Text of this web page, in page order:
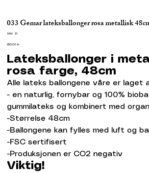
033 Gemar lateksballonger rosa metallisk
SKU:
SKU
31
Pris
250,00 kr
Lateksballonger i
rosa farge, 48cm
Alle lateks ballongene våre er laget
- en naturlig, fornybar og 100%
gummilateks og kombinert med
-Størrelse 48cm
-Ballongene kan fylles med luft og
-FSC sertifisert
-Produksjonen er CO2 negativ
Viktig!